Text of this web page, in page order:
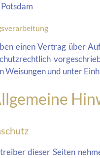
einen Vertrag über
Weisungen und unter
dieser Seiten